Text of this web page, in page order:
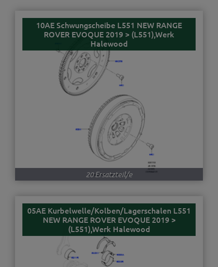
10AE Schwungscheibe L551 NEW RANGE
ROVER EVOQUE 2019 > (L551),Werk
Halewood
20 Ersatzteil/e
05AE Kurbelwelle/Kolben/Lagerschalen L551
NEW RANGE ROVER EVOQUE 2019 >
(L551),Werk Halewood